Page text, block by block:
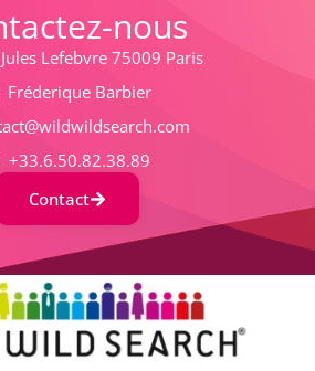
nous
Lefebvre 75009 Paris
Fréderique Barbier
+33.6.50.82.38.89
Contact